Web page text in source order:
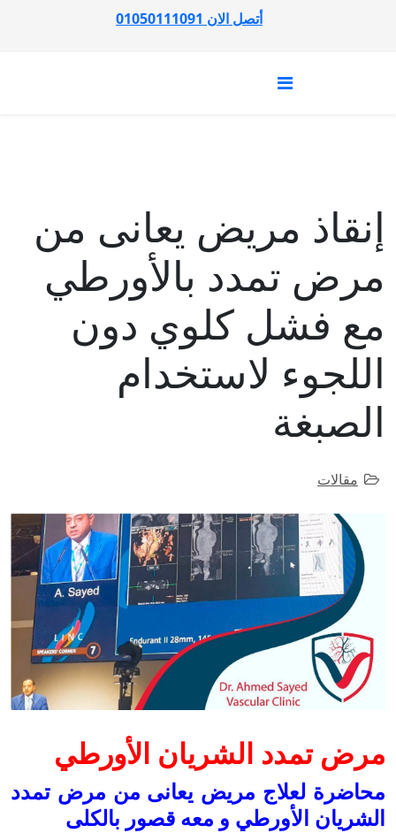
أتصل الان 01050111091
إنقاذ مريض يعانى من
مرض تمدد بالأورطي
مع فشل كلوي دون
اللجوء لاستخدام
الصبغة
مقالات
مرض تمدد الشريان الأورطي
محاضرة لعلاج مريض يعانى من مرض تمدد
الشريان الأورطي و معه قصور بالكلى